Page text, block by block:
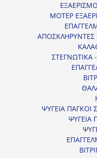
ΜΟΤΕΡ
ΑΠΟΣΚΛΗΡΥΝΤΕΣ
ΣΤΕΓΝΩΤΙΚΑ
ΨΥΓΕΙΑ ΠΑΓΚΟΙ
ΨΥΓΕΙΑ